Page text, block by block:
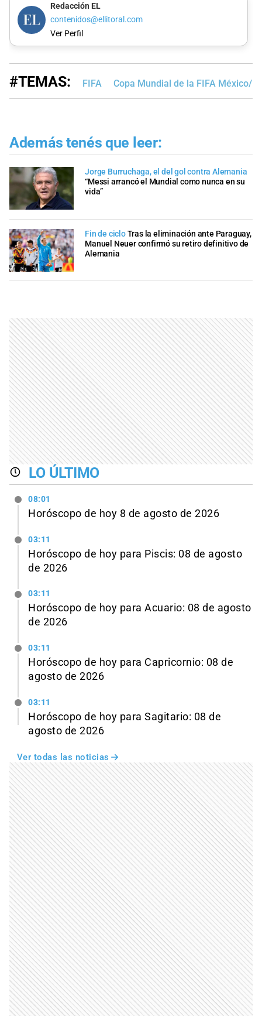
Redacción EL
contenidos@ellitoral.com
Ver Perfil
#TEMAS: FIFA Copa Mundial de la FIFA México/
Además tenés que leer:
Jorge Burruchaga, el del gol contra Alemania
“Messi arrancó el Mundial como nunca en su
vida”
Fin de cicloTras la eliminación ante Paraguay,
Manuel Neuer confirmó su retiro definitivo de
Alemania
LO ÚLTIMO
08:01
Horóscopo de hoy 8 de agosto de 2026
03:11
Horóscopo de hoy para Piscis: 08 de agosto
de 2026
03:11
Horóscopo de hoy para Acuario: 08 de agosto
de 2026
03:11
Horóscopo de hoy para Capricornio: 08 de
agosto de 2026
03:11
Horóscopo de hoy para Sagitario: 08 de
agosto de 2026
Ver todas las noticias